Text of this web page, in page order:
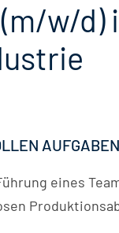
w/d)
eines